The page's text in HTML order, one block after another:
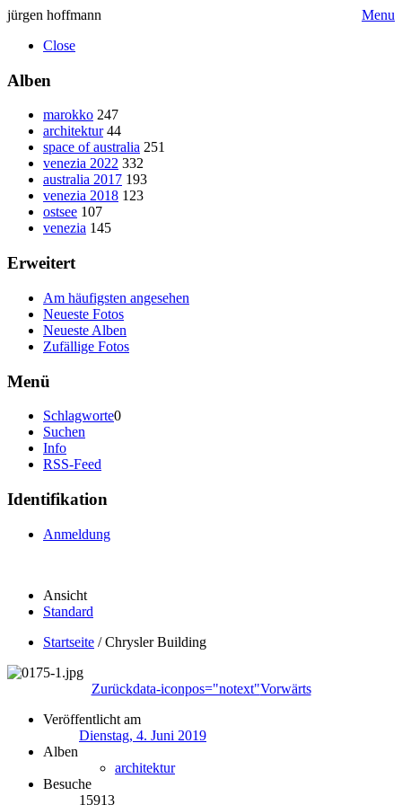
jürgen hoffmann
Menu
Close
Alben
marokko 247
architektur 44
space of australia 251
venezia 2022 332
australia 2017 193
venezia 2018 123
ostsee 107
venezia 145
Erweitert
Am häufigsten angesehen
Neueste Fotos
Neueste Alben
Zufällige Fotos
Menü
Schlagworte0
Suchen
Info
RSS-Feed
Identifikation
Anmeldung
Ansicht
Standard
Startseite /Chrysler Building
Zurückdata-iconpos="notext"Vorwärts
Veröffentlicht am
Dienstag, 4. Juni 2019
Alben
architektur
Besuche
15913